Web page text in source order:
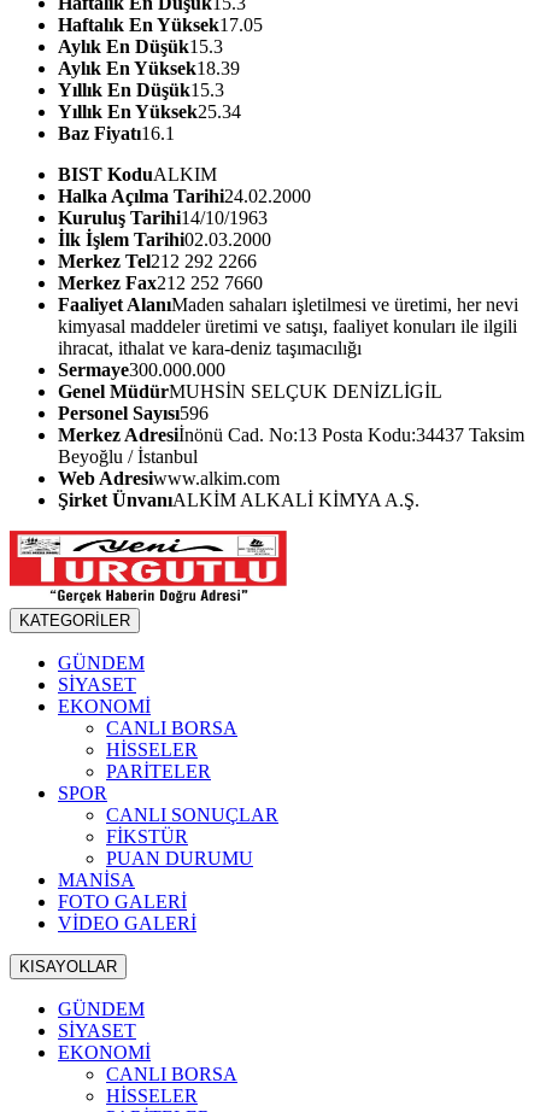
Haftalık En Yüksek17.05
Aylık En Düşük15.3
Aylık En Yüksek18.39
Yıllık En Düşük15.3
Yıllık En Yüksek25.34
Baz Fiyatı16.1
BIST KoduALKIM
Halka Açılma Tarihi24.02.2000
Kuruluş Tarihi14/10/1963
İlk İşlem Tarihi02.03.2000
Merkez Tel212 292 2266
Merkez Fax212 252 7660
Faaliyet AlanıMaden sahaları işletilmesi ve üretimi, her nevi
kimyasal maddeler üretimi ve satışı, faaliyet konuları ile ilgili
ihracat, ithalat ve kara-deniz taşımacılığı
Sermaye300.000.000
Genel MüdürMUHSİN SELÇUK DENİZLİGİL
Personel Sayısı596
Merkez Adresiİnönü Cad. No:13 Posta Kodu:34437 Taksim
Beyoğlu / İstanbul
Web Adresiwww.alkim.com
Şirket ÜnvanıALKİM ALKALİ KİMYA A.Ş.
KATEGORİLER
GÜNDEM
SİYASET
EKONOMİ
CANLI BORSA
HİSSELER
PARİTELER
SPOR
CANLI SONUÇLAR
FİKSTÜR
PUAN DURUMU
MANİSA
FOTO GALERİ
VİDEO GALERİ
KISAYOLLAR
GÜNDEM
SİYASET
EKONOMİ
CANLI BORSA
HİSSELER